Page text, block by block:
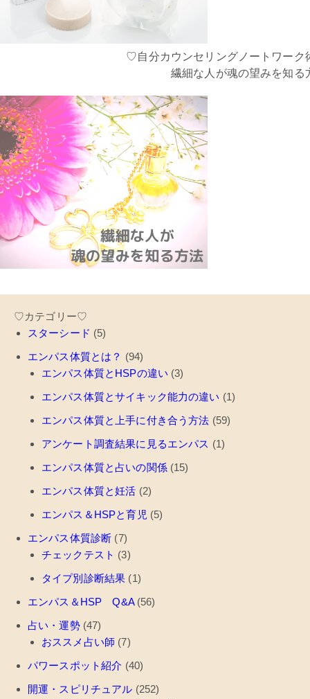
♡自分カウンセリングノートワーク
繊細な人が魂の望みを知る
♡カテゴリー♡
スターシード (5)
エンパス体質とは？ (94)
エンパス体質とHSPの違い (3)
エンパス体質とサイキック能力の違い (1)
エンパス体質と上手に付き合う方法 (59)
アンケート調査結果に見るエンパス (1)
エンパス体質と占いの関係(15)
エンパス体質と妊活 (2)
エンパス＆HSPと育児 (5)
エンパス体質診断 (7)
チェックテスト (3)
タイプ別診断結果 (1)
エンパス＆HSP Q&A(56)
占い・運勢(47)
おススメ占い師 (7)
パワースポット紹介 (40)
開運・スピリチュアル (252)